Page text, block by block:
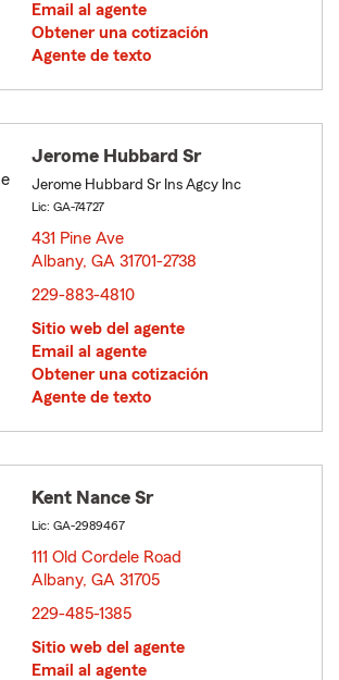
Email al agente
Obtener una cotización
Agente de texto
Jerome Hubbard Sr
Jerome Hubbard Sr Ins Agcy Inc
Lic: GA-74727
431 Pine Ave
Albany, GA 31701-2738
229-883-4810
Sitio web del agente
Email al agente
Obtener una cotización
Agente de texto
Kent Nance Sr
Lic: GA-2989467
111 Old Cordele Road
Albany, GA 31705
229-485-1385
Sitio web del agente
Email al agente